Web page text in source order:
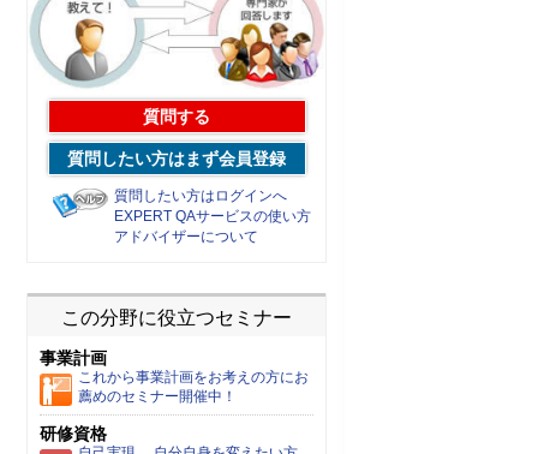
質問する
質問したい方はまず会員登録
質問したい方はログインへ
EXPERT QAサービスの使い方
アドバイザーについて
この分野に役立つセミナー
事業計画
これから事業計画をお考えの方にお
薦めのセミナー開催中！
研修資格